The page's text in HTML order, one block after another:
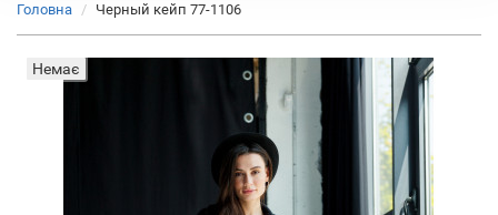
Головна Черный кейп 77-1106
Немає